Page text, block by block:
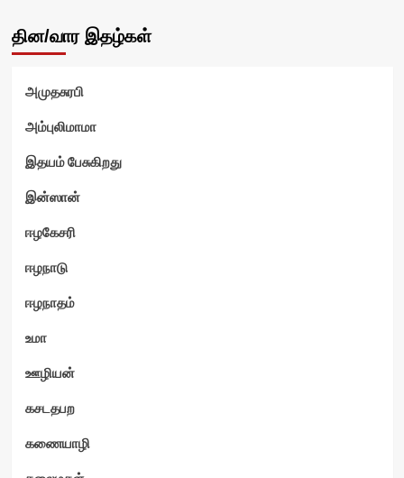
தின/வார இதழ்கள்
அமுதசுரபி
அம்புலிமாமா
இதயம் பேசுகிறது
இன்ஸான்
ஈழகேசரி
ஈழநாடு
ஈழநாதம்
உமா
ஊழியன்
கசடதபற
கணையாழி